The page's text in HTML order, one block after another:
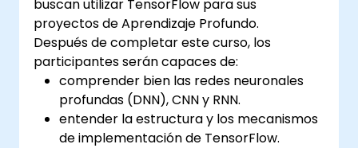
buscan utilizar TensorFlow para sus
proyectos de Aprendizaje Profundo.
Después de completar este curso, los
participantes serán capaces de:
comprender bien las redes neuronales
profundas (DNN), CNN y RNN.
entender la estructura y los mecanismos
de implementación de TensorFlow.